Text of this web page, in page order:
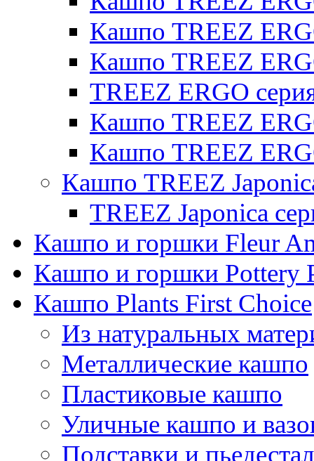
Кашпо TREEZ
Кашпо TREEZ
TREEZ ERGO
Кашпо TREEZ
Кашпо TREEZ
Кашпо TREEZ
TREEZ Japonica
Кашпо и горшки Fleur
Кашпо и горшки Pottery
Кашпо Plants First Choice
Из натуральных
Металлические кашпо
Пластиковые кашпо
Уличные кашпо и
Подставки и